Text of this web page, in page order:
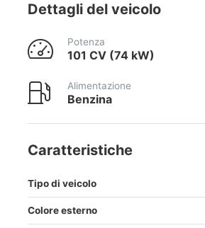
Dettagli del veicolo
Potenza
101 CV (74 kW)
Alimentazione
Benzina
Caratteristiche
Tipo di veicolo
Colore esterno